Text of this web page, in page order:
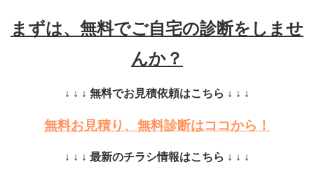
まずは、無料でご自宅の診断をしませ
んか？
↓ ↓ ↓ 無料でお見積依頼はこちら ↓ ↓ ↓
無料お見積り、無料診断はココから！
↓ ↓ ↓ 最新のチラシ情報はこちら ↓ ↓ ↓